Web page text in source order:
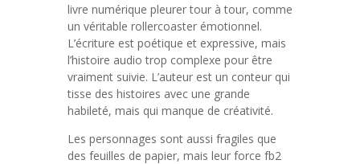
livre numérique pleurer tour à tour, comme
un véritable rollercoaster émotionnel.
L’écriture est poétique et expressive, mais
l’histoire audio trop complexe pour être
vraiment suivie. L’auteur est un conteur qui
tisse des histoires avec une grande
habileté, mais qui manque de créativité.
Les personnages sont aussi fragiles que
des feuilles de papier, mais leur force fb2